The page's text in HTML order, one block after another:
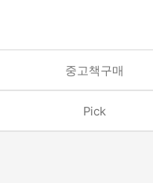
중고책구매
Pick